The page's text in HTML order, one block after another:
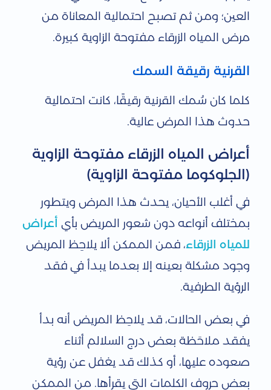
العين؛ ومن ثم تصبح احتمالية المعاناة من
مرض المياه الزرقاء مفتوحة الزاوية كبيرة.
القرنية رقيقة السمك
كلما كان سُمك القرنية رقيقًا، كانت احتمالية
حدوث هذا المرض عالية.
أعراض المياه الزرقاء مفتوحة الزاوية
(الجلوكوما مفتوحة الزاوية)
في أغلب الأحيان، يحدث هذا المرض ويتطور
بمختلف أنواعه دون شعور المريض بأي أعراض
للمياه الزرقاء، فمن الممكن ألا يلاحِظ المريض
وجود مشكلة بعينه إلا بعدما يبدأ في فقد
الرؤية الطرفية.
في بعض الحالات، قد يلاحِظ المريض أنه بدأ
يفقد ملاحَظة بعض درج السلالم أثناء
صعوده عليها، أو كذلك قد يغفل عن رؤية
بعض حروف الكلمات التي يقرأها. من الممكن